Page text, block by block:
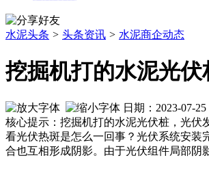
水泥头条 > 头条资讯 > 水泥商企动态
挖掘机打的水泥光伏
日期：2023-07-
核心提示：挖掘机打的水泥光伏桩，光伏
看光伏热斑是怎么一回事？光伏系统安装
合也互相形成阴影。由于光伏组件局部阴